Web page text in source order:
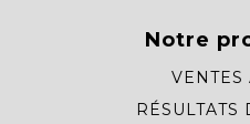
Notre
VENTES
RÉSULTATS